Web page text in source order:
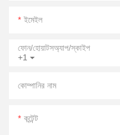
ইমেইল
+1
ফোন/হোয়াটসঅ্যাপ/স্কাইপ
কোম্পানির নাম
কন্টেন্ট